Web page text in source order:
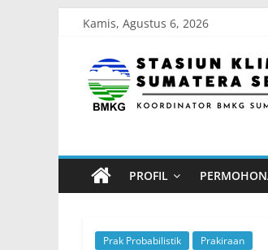
content
Kamis, Agustus 6, 2026
Stasiun
Sumatera
Selatan
Koordinator
PROFIL
Prak Probabilistik Prakiraan